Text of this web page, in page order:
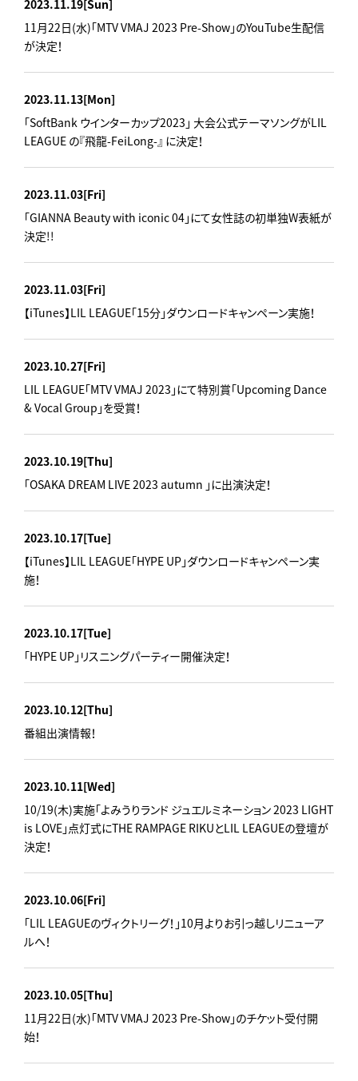
2023.11.19[Sun]
11月22日(水)「MTV VMAJ 2023 Pre-Show」のYouTube生配信
が決定！
2023.11.13[Mon]
「SoftBank ウインターカップ2023」 大会公式テーマソングがLIL
LEAGUE の『飛龍-FeiLong-』 に決定！
2023.11.03[Fri]
「GIANNA Beauty with iconic 04」にて女性誌の初単独W表紙が
決定!!
2023.11.03[Fri]
【iTunes】LIL LEAGUE「15分」ダウンロードキャンペーン実施！
2023.10.27[Fri]
LIL LEAGUE「MTV VMAJ 2023」にて特別賞「Upcoming Dance
& Vocal Group」を受賞！
2023.10.19[Thu]
「OSAKA DREAM LIVE 2023 autumn 」に出演決定！
2023.10.17[Tue]
【iTunes】LIL LEAGUE「HYPE UP」ダウンロードキャンペーン実
施！
2023.10.17[Tue]
「HYPE UP」リスニングパーティー開催決定！
2023.10.12[Thu]
番組出演情報！
2023.10.11[Wed]
10/19(木)実施「よみうりランド ジュエルミネーション 2023 LIGHT
is LOVE」点灯式にTHE RAMPAGE RIKUとLIL LEAGUEの登壇が
決定！
2023.10.06[Fri]
「LIL LEAGUEのヴィクトリーグ！」10月よりお引っ越しリニューア
ルへ！
2023.10.05[Thu]
11月22日(水)「MTV VMAJ 2023 Pre-Show」のチケット受付開
始！